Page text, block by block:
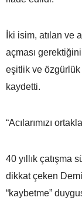
İki isim, atılan ve
açması
eşitlik ve özgürlük
kaydetti.
“Acılarımızı
40 yıllık çatışma
dikkat çeken
“kaybetme”